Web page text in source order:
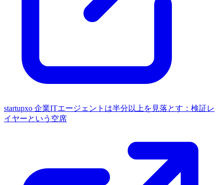
startupxo 企業ITエージェントは半分以上を見落とす：検証レ
イヤーという空席